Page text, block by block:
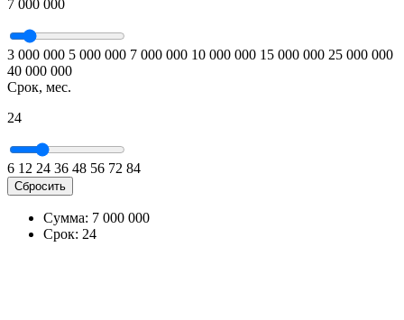
7 000 000
3 000 000 5 000 000 7 000 000 10 000 000 15 000 000 25 000 000
40 000 000
Срок, мес.
24
6 12 24 36 48 56 72 84
Сбросить
Сумма: 7 000 000
Срок: 24